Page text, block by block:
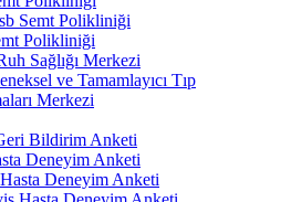
Semt Polikliniği
Polikliniği
Sağlığı Merkezi
ve Tamamlayıcı Tıp
Merkezi
Bildirim Anketi
Deneyim Anketi
Deneyim Anketi